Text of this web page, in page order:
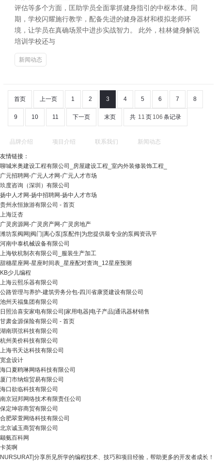
评估等多个方面，匡助学员全面掌抓健身指引的中枢本体。同
期，学校闪耀施行教学，配备先进的健身器材和模拟老师环
境，让学员在真确场景中进步实战智力。 此外，桂林健身解说
培训学校还与
新闻动态
首页 上一页 1 2 3 4 5 6 7 8
9 10 11 下一页 末页 共 11 页 106 条记录
品牌介绍 项目介绍 联系我们 新闻动态
友情链接：
聊城米奥建设工程有限公司_房屋建设工程_室内外装修装饰工程_
广元招聘网-广元人才网-广元人才市场
玖度咨询（深圳）有限公司
扬中人才网-扬中招聘网-扬中人才市场
贵州永恒旅游有限公司 - 首页
上海泛杏
广灵房源网-广灵房产网-广灵房地产
潍坊泵阀网|阀门|离心泵|泵配件|为您提供最专业的泵阀资讯平
河南中泰机械设备有限公司
上海钦杭制衣有限公司_服装生产加工
甜穗星座网-星座时间表_星座配对查询_12星座预测
KB少儿编程
上海云熙乐器有限公司
公路管理与养护-建筑劳务分包-四川省康贤建设有限公司
池州天福集团有限公司
日照洽喜安家电有限公司|家用电器|电子产品|通讯器材销售
甘肃金源保险有限公司 - 首页
湖南琪弦科技有限公司
杭州美价科技有限公司
上海书天达科技有限公司
宽盒设计
海口夏鸥琳网络科技有限公司
厦门市纳煊贸易有限公司
海口欲临科技有限公司
南京冠邦网络技术有限责任公司
保定坤容商贸有限公司
合肥翠萱网络科技有限公司
北京诚玉商贸有限公司
颛氨百科网
卡英啊
NURSURAT|分享所见所学的编程技术、技巧和项目经验，帮助更多的开发者成长！